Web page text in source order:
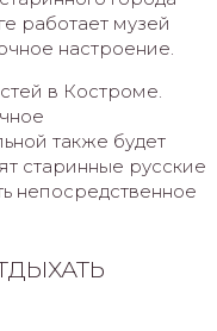
работает музей
настроение.
в Костроме.
также будет
старинные русские
непосредственное